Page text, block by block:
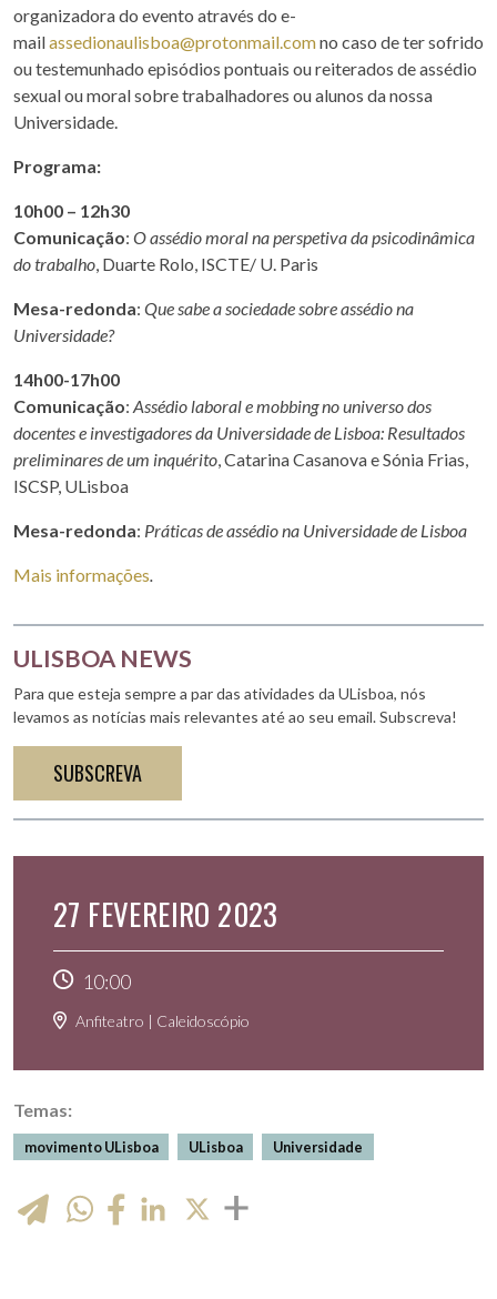
organizadora do evento através do e-
mailassedionaulisboa@protonmail.comno caso de ter sofrido
ou testemunhado episódios pontuais ou reiterados de assédio
sexual ou moral sobre trabalhadores ou alunos da nossa
Universidade.
Programa:
10h00 – 12h30
Comunicação: O assédio moral na perspetiva da psicodinâmica
do trabalho, Duarte Rolo, ISCTE/ U. Paris
Mesa-redonda: Que sabe a sociedade sobre assédio na
Universidade?
14h00-17h00
Comunicação: Assédio laboral e mobbing no universo dos
docentes e investigadores da Universidade de Lisboa: Resultados
preliminares de um inquérito, Catarina Casanova e Sónia Frias,
ISCSP, ULisboa
Mesa-redonda: Práticas de assédio na Universidade de Lisboa
Mais informações.
ULISBOA NEWS
Para que esteja sempre a par das atividades da ULisboa, nós
levamos as notícias mais relevantes até ao seu email. Subscreva!
SUBSCREVA
27 FEVEREIRO 2023
10:00
Anfiteatro | Caleidoscópio
Temas:
movimento ULisboa ULisboa Universidade
WhatsApp
LinkedIn
X